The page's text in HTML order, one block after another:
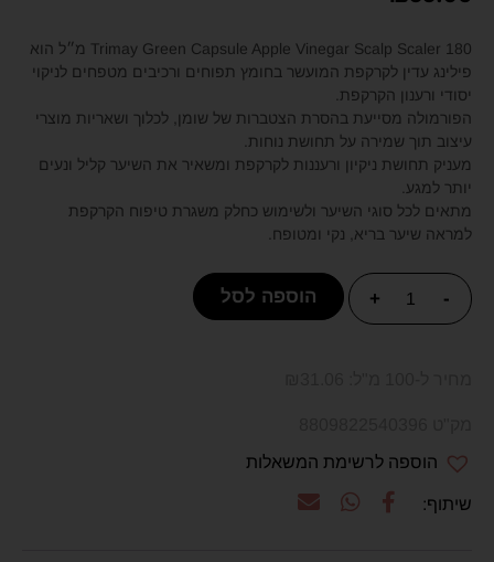
Trimay Green Capsule Apple Vinegar Scalp Scaler 180 מ״ל הוא
פילינג עדין לקרקפת המועשר בחומץ תפוחים ורכיבים מטפחים לניקוי
יסודי ורענון הקרקפת.
הפורמולה מסייעת בהסרת הצטברות של שומן, לכלוך ושאריות מוצרי
עיצוב תוך שמירה על תחושת נוחות.
מעניק תחושת ניקיון ורעננות לקרקפת ומשאיר את השיער קליל ונעים
יותר למגע.
מתאים לכל סוגי השיער ולשימוש כחלק משגרת טיפוח הקרקפת
למראה שיער בריא, נקי ומטופח.
-
+ הוספה לסל
הוספה לרשימת המשאלות